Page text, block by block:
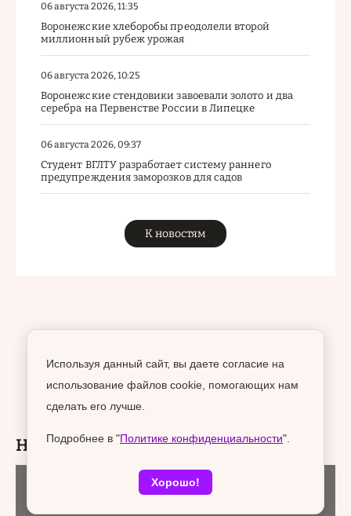
06 августа 2026, 11:35
Воронежские хлеборобы преодолели второй
миллионный рубеж урожая
06 августа 2026, 10:25
Воронежские стендовики завоевали золото и два
серебра на Первенстве России в Липецке
06 августа 2026, 09:37
Студент ВГЛТУ разработает систему раннего
предупреждения заморозков для садов
К новостям
Новости раздела
Используя данный сайт, вы даете согласие на
использование файлов cookie, помогающих нам
сделать его лучше.
Подробнее в "Политике конфиденциальности".
Хорошо!